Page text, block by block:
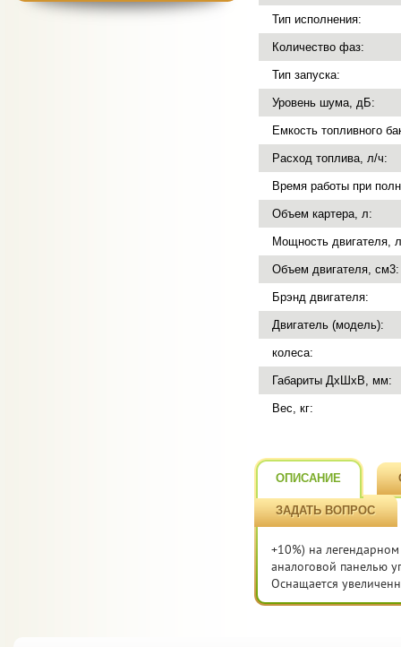
Тип исполнения:
Количество фаз:
Тип запуска:
Уровень шума, дБ:
Емкость топливного
Расход топлива, л/ч:
Время работы при
Объем картера, л:
Мощность двигателя,
Объем двигателя, см3:
Брэнд двигателя:
Двигатель (модель):
колеса:
Габариты ДхШхВ, мм:
Вес, кг:
ОПИСАНИЕ
ЗАДАТЬ ВОПРОС
+10%) на
аналоговой панелью
Оснащается